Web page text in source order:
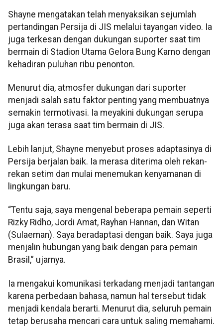
Shayne mengatakan telah menyaksikan sejumlah
pertandingan Persija di JIS melalui tayangan video. Ia
juga terkesan dengan dukungan suporter saat tim
bermain di Stadion Utama Gelora Bung Karno dengan
kehadiran puluhan ribu penonton.
Menurut dia, atmosfer dukungan dari suporter
menjadi salah satu faktor penting yang membuatnya
semakin termotivasi. Ia meyakini dukungan serupa
juga akan terasa saat tim bermain di JIS.
Lebih lanjut, Shayne menyebut proses adaptasinya di
Persija berjalan baik. Ia merasa diterima oleh rekan-
rekan setim dan mulai menemukan kenyamanan di
lingkungan baru.
“Tentu saja, saya mengenal beberapa pemain seperti
Rizky Ridho, Jordi Amat, Rayhan Hannan, dan Witan
(Sulaeman). Saya beradaptasi dengan baik. Saya juga
menjalin hubungan yang baik dengan para pemain
Brasil,” ujarnya.
Ia mengakui komunikasi terkadang menjadi tantangan
karena perbedaan bahasa, namun hal tersebut tidak
menjadi kendala berarti. Menurut dia, seluruh pemain
tetap berusaha mencari cara untuk saling memahami.